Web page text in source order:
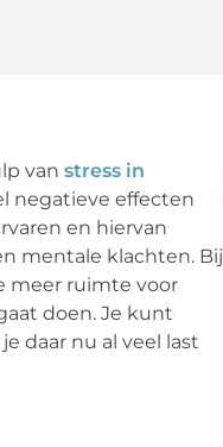
van stress in
negatieve effecten
en hiervan
mentale klachten. Bij
meer ruimte voor
doen. Je kunt
daar nu al veel last